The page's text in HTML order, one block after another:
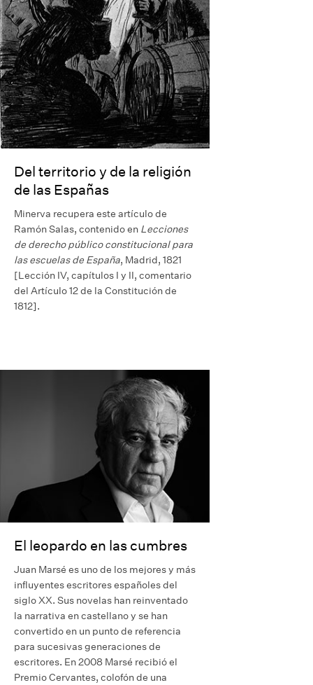
Del territorio y de la religión
de las Españas
Minerva recupera este artículo de
Ramón Salas, contenido en Lecciones
de derecho público constitucional para
las escuelas de España, Madrid, 1821
[Lección IV, capítulos I y II, comentario
del Artículo 12 de la Constitución de
1812].
El leopardo en las cumbres
Juan Marsé es uno de los mejores y más
influyentes escritores españoles del
siglo XX. Sus novelas han reinventado
la narrativa en castellano y se han
convertido en un punto de referencia
para sucesivas generaciones de
escritores. En 2008 Marsé recibió el
Premio Cervantes, colofón de una